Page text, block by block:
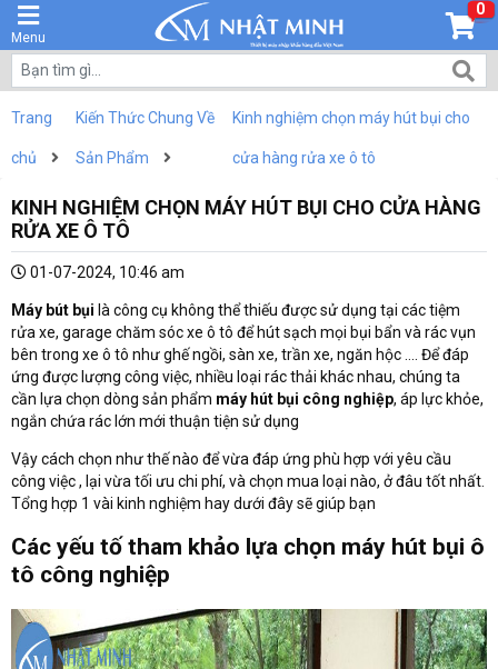
Menu
0
Trang
chủ
Kiến Thức Chung Về
Sản Phẩm
Kinh nghiệm chọn máy hút bụi cho
cửa hàng rửa xe ô tô
KINH NGHIỆM CHỌN MÁY HÚT BỤI CHO CỬA HÀNG
RỬA XE Ô TÔ
01-07-2024, 10:46 am
Máy bút bụi là công cụ không thể thiếu được sử dụng tại các tiệm
rửa xe, garage chăm sóc xe ô tô để hút sạch mọi bụi bẩn và rác vụn
bên trong xe ô tô như ghế ngồi, sàn xe, trần xe, ngăn hộc .... Để đáp
ứng được lượng công việc, nhiều loại rác thải khác nhau, chúng ta
cần lựa chọn dòng sản phẩm máy hút bụi công nghiệp, áp lực khỏe,
ngắn chứa rác lớn mới thuận tiện sử dụng
Vậy cách chọn như thế nào để vừa đáp ứng phù hợp với yêu cầu
công việc , lại vừa tối ưu chi phí, và chọn mua loại nào, ở đâu tốt nhất.
Tổng hợp 1 vài kinh nghiệm hay dưới đây sẽ giúp bạn
Các yếu tố tham khảo lựa chọn máy hút bụi ô
tô công nghiệp